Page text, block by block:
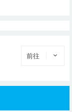
前往